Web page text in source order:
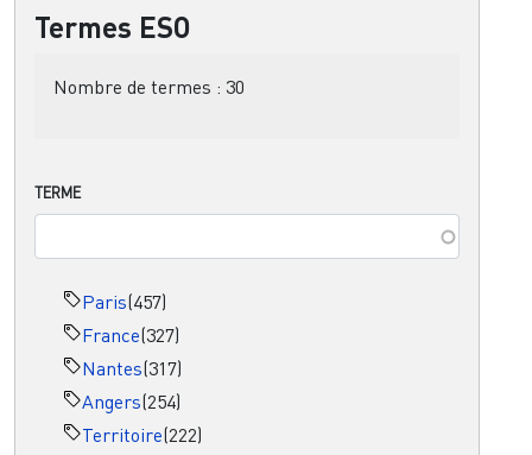
Termes ESO
Nombre de termes : 30
TERME
Paris(457)
France(327)
Nantes(317)
Angers(254)
Territoire(222)